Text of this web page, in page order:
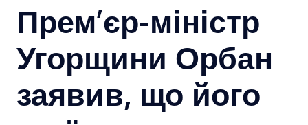
Прем’єр-міністр
Угорщини Орбан
заявив, що його